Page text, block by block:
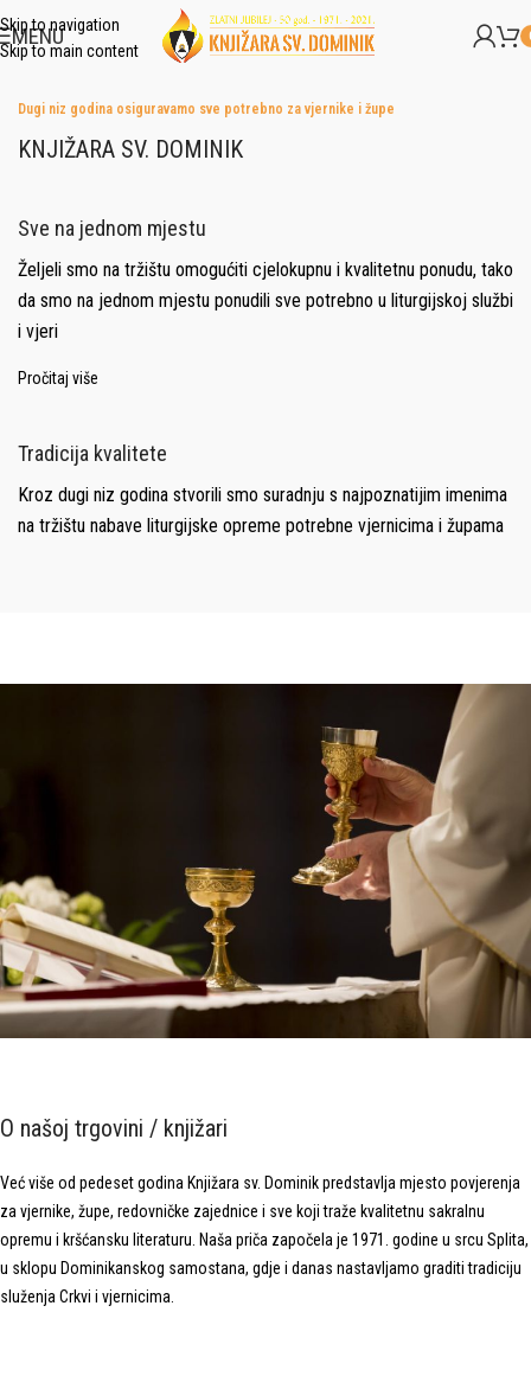
Skip to navigation
Skip to main content
MENU
Dugi niz godina osiguravamo sve potrebno za vjernike i župe
KNJIŽARA SV. DOMINIK
Sve na jednom mjestu
Željeli smo na tržištu omogućiti cjelokupnu i kvalitetnu ponudu, tako
da smo na jednom mjestu ponudili sve potrebno u liturgijskoj službi
i vjeri
Pročitaj više
Tradicija kvalitete
Kroz dugi niz godina stvorili smo suradnju s najpoznatijim imenima
na tržištu nabave liturgijske opreme potrebne vjernicima i župama
O našoj trgovini / knjižari
Već više od pedeset godina Knjižara sv. Dominik predstavlja mjesto povjerenja
za vjernike, župe, redovničke zajednice i sve koji traže kvalitetnu sakralnu
opremu i kršćansku literaturu. Naša priča započela je 1971. godine u srcu Splita,
u sklopu Dominikanskog samostana, gdje i danas nastavljamo graditi tradiciju
služenja Crkvi i vjernicima.